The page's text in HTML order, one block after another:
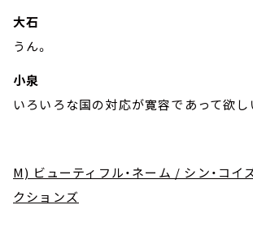
大石
うん。
小泉
いろいろな国の対応が寛容であって欲し
M) ビューティフル・ネーム / シン・コイ
クションズ